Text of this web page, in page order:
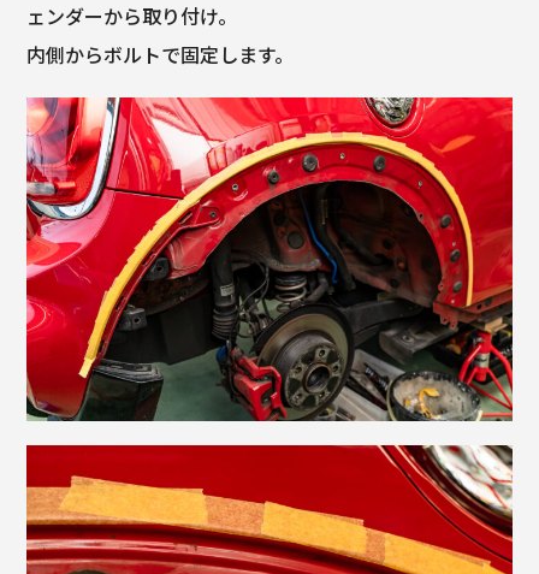
ェンダーから取り付け。
内側からボルトで固定します。